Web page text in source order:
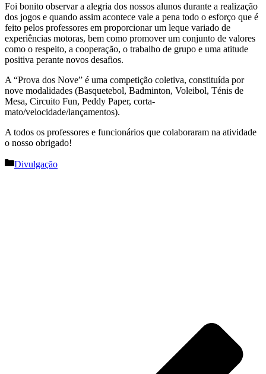
Foi bonito observar a alegria dos nossos alunos durante a realização
dos jogos e quando assim acontece vale a pena todo o esforço que é
feito pelos professores em proporcionarum leque variado de
experiências motoras, bem como promover um conjunto de valores
como o respeito, a cooperação, o trabalho de grupo e uma atitude
positiva perante novos desafios.
A “Prova dos Nove” é uma competição coletiva, constituída por
nove modalidades (Basquetebol, Badminton, Voleibol, Ténis de
Mesa, Circuito Fun, Peddy Paper, corta-
mato/velocidade/lançamentos).
A todos os professores e funcionários que colaboraram na atividade
o nosso obrigado!
Categorias
Divulgação